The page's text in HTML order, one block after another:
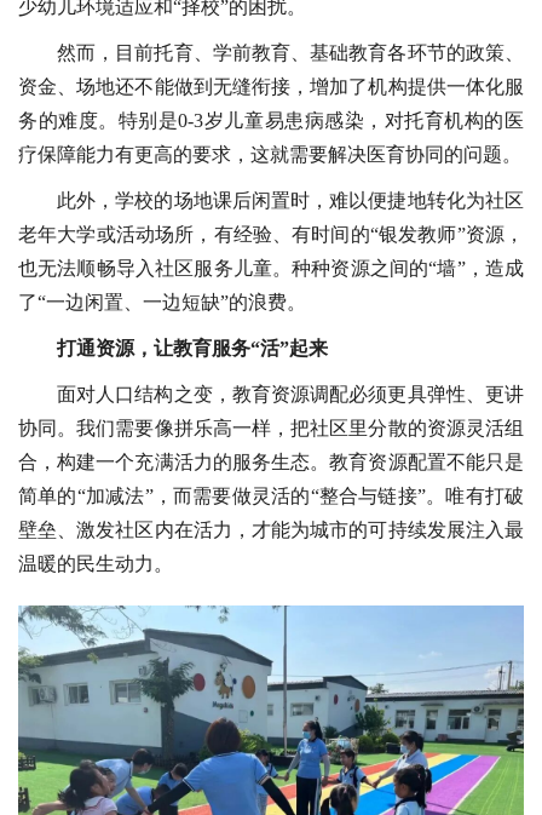
少幼儿环境适应和“择校”的困扰。
然而，目前托育、学前教育、基础教育各环节的政策、
资金、场地还不能做到无缝衔接，增加了机构提供一体化服
务的难度。特别是0-3岁儿童易患病感染，对托育机构的医
疗保障能力有更高的要求，这就需要解决医育协同的问题。
此外，学校的场地课后闲置时，难以便捷地转化为社区
老年大学或活动场所，有经验、有时间的“银发教师”资源，
也无法顺畅导入社区服务儿童。种种资源之间的“墙”，造成
了“一边闲置、一边短缺”的浪费。
打通资源，让教育服务“活”起来
面对人口结构之变，教育资源调配必须更具弹性、更讲
协同。我们需要像拼乐高一样，把社区里分散的资源灵活组
合，构建一个充满活力的服务生态。教育资源配置不能只是
简单的“加减法”，而需要做灵活的“整合与链接”。唯有打破
壁垒、激发社区内在活力，才能为城市的可持续发展注入最
温暖的民生动力。